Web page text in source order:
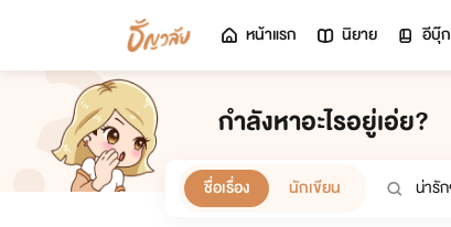
หน้าแรก นิยาย อีบุ๊ก
กำลังหาอะไรอยู่เอ่ย?
ชื่อเรื่อง นักเขียน